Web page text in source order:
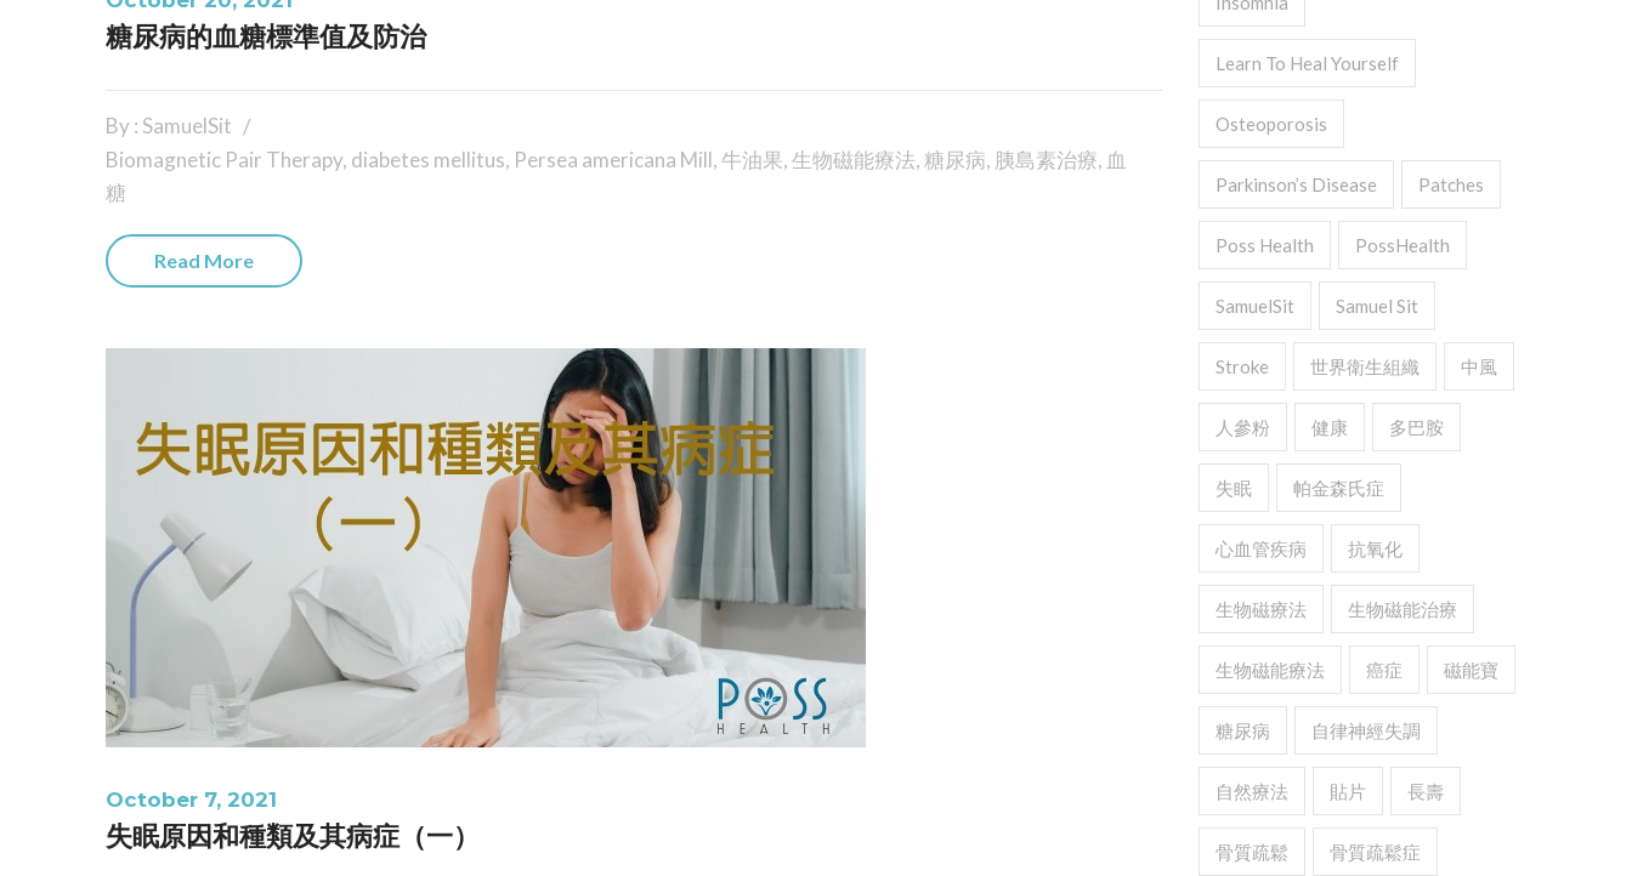
糖尿病的血糖標準值及防治
By : SamuelSit
Biomagnetic Pair Therapy, diabetes mellitus, Persea americana Mill,牛油果, 生物磁能療法, 糖尿病, 胰島素治療, 血
糖
Read More
October 7, 2021
失眠原因和種類及其病症（一）
Learn To Heal Yourself
Osteoporosis
Parkinson’s Disease Patches
Poss Health PossHealth
SamuelSit Samuel Sit
Stroke 世界衛生組織 中風
人參粉 健康 多巴胺
失眠 帕金森氏症
心血管疾病 抗氧化
生物磁療法 生物磁能治療
生物磁能療法 癌症 磁能寶
糖尿病 自律神經失調
自然療法 貼片 長壽
骨質疏鬆 骨質疏鬆症